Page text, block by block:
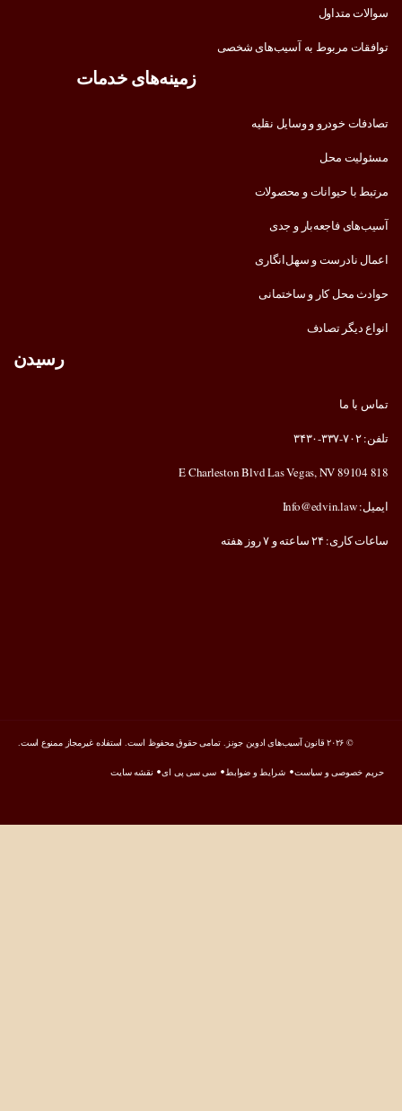
مربوط به آسیب‌های شخصی
زمینه‌های خدمات
و وسایل نقلیه
محل
و محصولات
و جدی
و سهل‌انگاری
کار و ساختمانی
تصادف
روز هفته
و سیاست شرایط و ضوابط سی سی پی ای نقشه سایت